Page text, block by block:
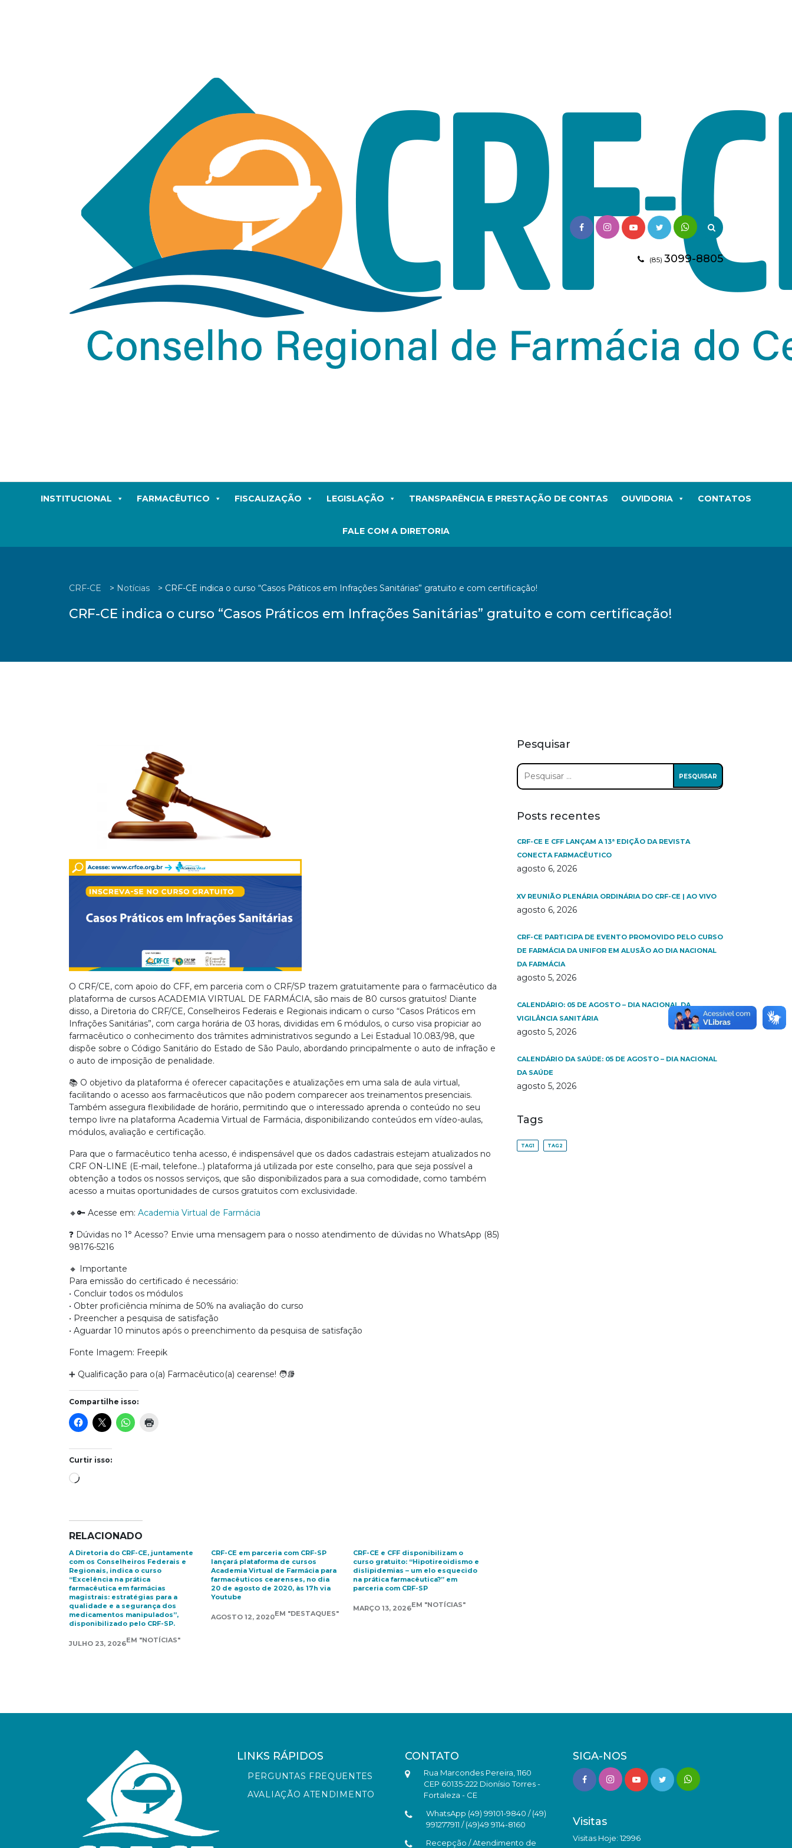
(85) 3099-8805
INSTITUCIONAL FARMACÊUTICO FISCALIZAÇÃO LEGISLAÇÃO TRANSPARÊNCIA E PRESTAÇÃO DE CONTAS OUVIDORIA CONTATOS
FALE COM A DIRETORIA
CRF-CE > Notícias > CRF-CE indica o curso “Casos Práticos em Infrações Sanitárias” gratuito e com certificação!
CRF-CE indica o curso “Casos Práticos em Infrações Sanitárias” gratuito e com certificação!
O CRF/CE, com apoio do CFF, em parceria com o CRF/SP trazem gratuitamente para o farmacêutico da
plataforma de cursos ACADEMIA VIRTUAL DE FARMÁCIA, são mais de 80 cursos gratuitos! Diante
disso, a Diretoria do CRF/CE, Conselheiros Federais e Regionais indicam o curso “Casos Práticos em
Infrações Sanitárias”, com carga horária de 03 horas, divididas em 6 módulos, o curso visa propiciar ao
farmacêutico o conhecimento dos trâmites administrativos segundo a Lei Estadual 10.083/98, que
dispõe sobre o Código Sanitário do Estado de São Paulo, abordando principalmente o auto de infração e
o auto de imposição de penalidade.
📚 O objetivo da plataforma é oferecer capacitações e atualizações em uma sala de aula virtual,
facilitando o acesso aos farmacêuticos que não podem comparecer aos treinamentos presenciais.
Também assegura flexibilidade de horário, permitindo que o interessado aprenda o conteúdo no seu
tempo livre na plataforma Academia Virtual de Farmácia, disponibilizando conteúdos em vídeo-aulas,
módulos, avaliação e certificação.
Para que o farmacêutico tenha acesso, é indispensável que os dados cadastrais estejam atualizados no
CRF ON-LINE (E-mail, telefone…) plataforma já utilizada por este conselho, para que seja possível a
obtenção a todos os nossos serviços, que são disponibilizados para a sua comodidade, como também
acesso a muitas oportunidades de cursos gratuitos com exclusividade.
🔸🔑 Acesse em: Academia Virtual de Farmácia
❓ Dúvidas no 1° Acesso? Envie uma mensagem para o nosso atendimento de dúvidas no WhatsApp (85)
98176-5216
🔸 Importante
Para emissão do certificado é necessário:
• Concluir todos os módulos
• Obter proficiência mínima de 50% na avaliação do curso
• Preencher a pesquisa de satisfação
• Aguardar 10 minutos após o preenchimento da pesquisa de satisfação
Fonte Imagem: Freepik
➕ Qualificação para o(a) Farmacêutico(a) cearense! 🧑‍📚
Compartilhe isso:
Curtir isso:
Carregando...
RELACIONADO
A Diretoria do CRF-CE, juntamente
com os Conselheiros Federais e
Regionais, indica o curso
“Excelência na prática
farmacêutica em farmácias
magistrais: estratégias para a
qualidade e a segurança dos
medicamentos manipulados”,
disponibilizado pelo CRF-SP.
JULHO 23, 2026EM "NOTÍCIAS"
CRF-CE em parceria com CRF-SP
lançará plataforma de cursos
Academia Virtual de Farmácia para
farmacêuticos cearenses, no dia
20 de agosto de 2020, às 17h via
Youtube
AGOSTO 12, 2020EM "DESTAQUES"
CRF-CE e CFF disponibilizam o
curso gratuito: “Hipotireoidismo e
dislipidemias – um elo esquecido
na prática farmacêutica?” em
parceria com CRF-SP
MARÇO 13, 2026EM "NOTÍCIAS"
Pesquisar
Pesquisar
por:
Posts recentes
CRF-CE E CFF LANÇAM A 13ª EDIÇÃO DA REVISTA
CONECTA FARMACÊUTICO
agosto 6, 2026
XV REUNIÃO PLENÁRIA ORDINÁRIA DO CRF-CE | AO VIVO
agosto 6, 2026
CRF-CE PARTICIPA DE EVENTO PROMOVIDO PELO CURSO
DE FARMÁCIA DA UNIFOR EM ALUSÃO AO DIA NACIONAL
DA FARMÁCIA
agosto 5, 2026
CALENDÁRIO: 05 DE AGOSTO – DIA NACIONAL DA
VIGILÂNCIA SANITÁRIA
agosto 5, 2026
CALENDÁRIO DA SAÚDE: 05 DE AGOSTO – DIA NACIONAL
DA SAÚDE
agosto 5, 2026
Tags
TAG1 TAG2
LINKS RÁPIDOS
PERGUNTAS FREQUENTES
AVALIAÇÃO ATENDIMENTO
CONTATO
Rua Marcondes Pereira, 1160
CEP 60135-222 Dionísio Torres -
Fortaleza - CE
WhatsApp (49) 99101-9840 / (49)
991277911 / (49)49 9114-8160
Recepção / Atendimento de
SIGA-NOS
Visitas
Visitas Hoje: 12996